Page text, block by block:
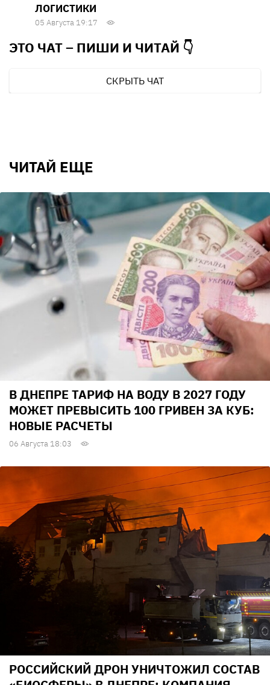
ЛОГИСТИКИ
05 Августа 19:17
ЭТО ЧАТ – ПИШИ И ЧИТАЙ 👇
СКРЫТЬ ЧАТ
ЧИТАЙ ЕЩЕ
В ДНЕПРЕ ТАРИФ НА ВОДУ В 2027 ГОДУ
МОЖЕТ ПРЕВЫСИТЬ 100 ГРИВЕН ЗА КУБ:
НОВЫЕ РАСЧЕТЫ
06 Августа 18:03
РОССИЙСКИЙ ДРОН УНИЧТОЖИЛ СОСТАВ